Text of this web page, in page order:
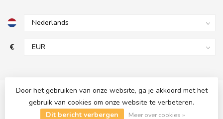
€
© Copyright 2026 AfzuigMotoren.com- Powered byLightspeed
Lightspeed designby Dyvelopment
Door het gebruiken van onze website, ga je akkoord met het
gebruik van cookies om onze website te verbeteren.
Dit bericht verbergen
Meer over cookies »